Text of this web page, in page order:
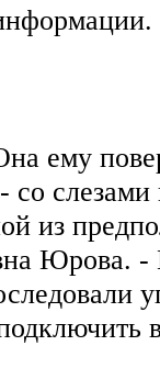
ему
слезами
из
Юрова. -